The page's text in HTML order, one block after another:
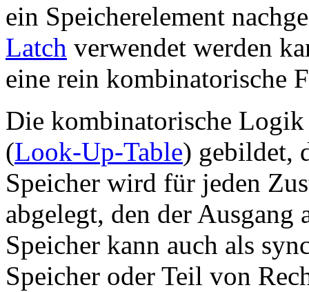
ein Speicherelement
Latch verwendet werden
eine rein kombinatorische
Die kombinatorische
(Look-Up-Table) gebildet,
Speicher wird für jeden
abgelegt, den der
Speicher kann auch als
Speicher oder Teil von